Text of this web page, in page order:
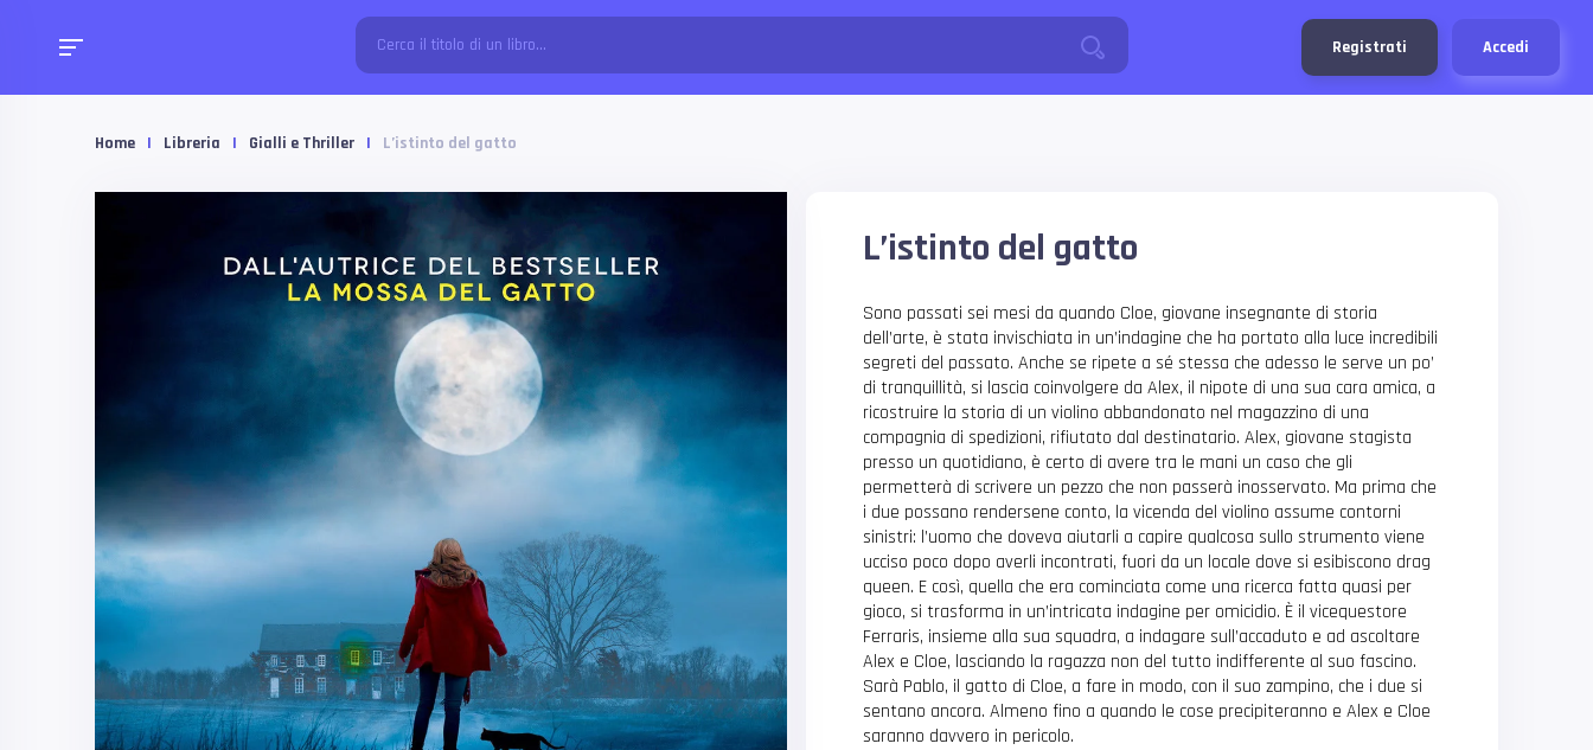
Registrati Accedi
Home | Libreria | Gialli e Thriller | L’istinto del gatto
L’istinto del gatto
Sono passati sei mesi da quando Cloe, giovane insegnante di storia
dell’arte, è stata invischiata in un’indagine che ha portato alla luce incredibili
segreti del passato. Anche se ripete a sé stessa che adesso le serve un po’
di tranquillità, si lascia coinvolgere da Alex, il nipote di una sua cara amica, a
ricostruire la storia di un violino abbandonato nel magazzino di una
compagnia di spedizioni, rifiutato dal destinatario. Alex, giovane stagista
presso un quotidiano, è certo di avere tra le mani un caso che gli
permetterà di scrivere un pezzo che non passerà inosservato. Ma prima che
i due possano rendersene conto, la vicenda del violino assume contorni
sinistri: l’uomo che doveva aiutarli a capire qualcosa sullo strumento viene
ucciso poco dopo averli incontrati, fuori da un locale dove si esibiscono drag
queen. E così, quella che era cominciata come una ricerca fatta quasi per
gioco, si trasforma in un’intricata indagine per omicidio. È il vicequestore
Ferraris, insieme alla sua squadra, a indagare sull’accaduto e ad ascoltare
Alex e Cloe, lasciando la ragazza non del tutto indifferente al suo fascino.
Sarà Pablo, il gatto di Cloe, a fare in modo, con il suo zampino, che i due si
sentano ancora. Almeno fino a quando le cose precipiteranno e Alex e Cloe
saranno davvero in pericolo.